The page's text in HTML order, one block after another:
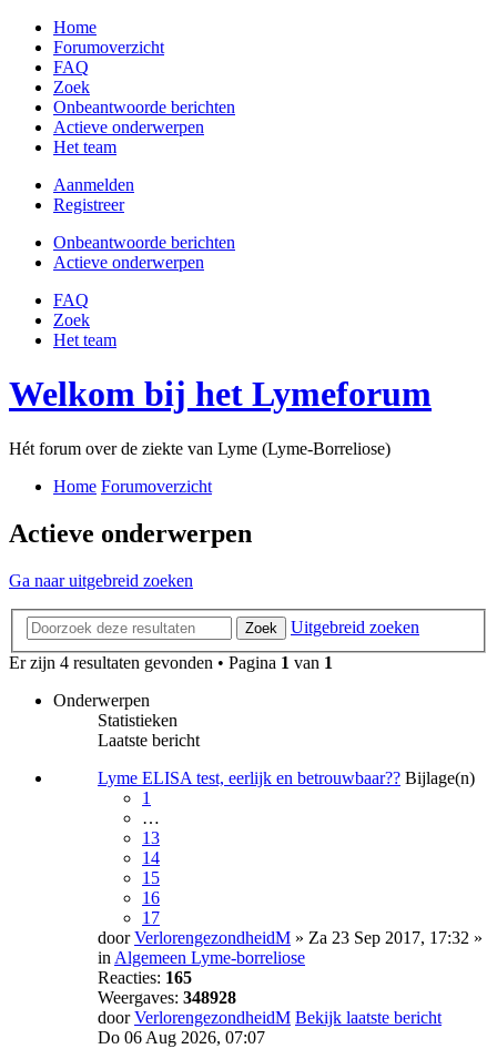
Home
Forumoverzicht
FAQ
Zoek
Onbeantwoorde berichten
Actieve onderwerpen
Het team
Aanmelden
Registreer
Onbeantwoorde berichten
Actieve onderwerpen
FAQ
Zoek
Het team
Welkom bij het Lymeforum
Hét forum over de ziekte van Lyme (Lyme-Borreliose)
Home Forumoverzicht
Actieve onderwerpen
Ga naar uitgebreid zoeken
Zoek
Uitgebreid zoeken
Er zijn 4 resultaten gevonden • Pagina 1 van 1
Onderwerpen
Statistieken
Laatste bericht
Lyme ELISA test, eerlijk en betrouwbaar?? Bijlage(n)
1
…
13
14
15
16
17
doorVerlorengezondheidM » Za 23 Sep 2017, 17:32 »
in Algemeen Lyme-borreliose
Reacties: 165
Weergaves: 348928
doorVerlorengezondheidM Bekijk laatste bericht
Do 06 Aug 2026, 07:07